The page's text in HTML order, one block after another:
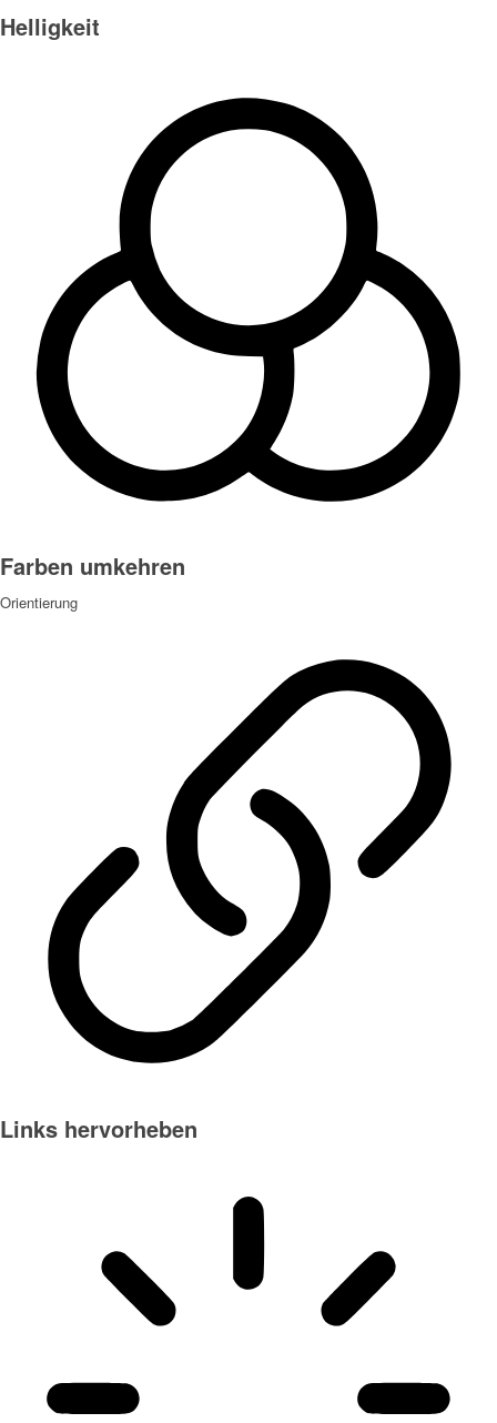
Helligkeit
Farben umkehren
Orientierung
Links hervorheben